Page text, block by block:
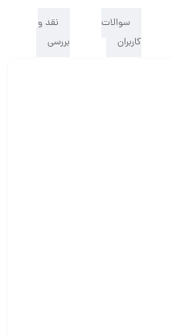
سوالات
کاربران
نقد و
بررسی